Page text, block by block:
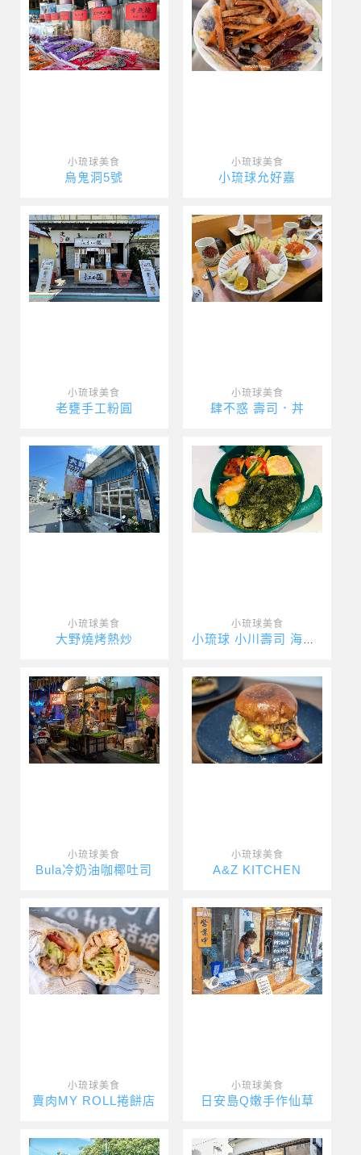
小琉球美食
烏鬼洞5號
小琉球美食
小琉球允好嘉
小琉球美食
老甕手工粉圓
小琉球美食
肆不惑 壽司．丼
小琉球美食
大野燒烤熱炒
小琉球美食
小琉球美食
Bula冷奶油咖椰吐司
小琉球美食
A&Z KITCHEN
小琉球美食
賣肉MY ROLL捲餅店
小琉球美食
日安島Q嫩手作仙草